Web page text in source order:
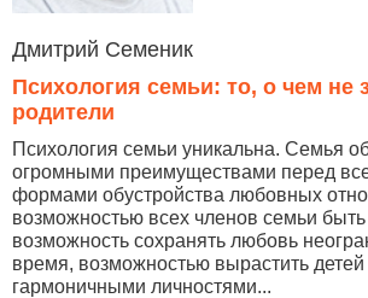
Дмитрий Семеник
Психология семьи: то, о чем не
родители
Психология семьи уникальна. Семья
огромными преимуществами перед
формами обустройства любовных
возможностью всех членов семьи
возможность сохранять любовь
время, возможностью вырастить
гармоничными личностями...